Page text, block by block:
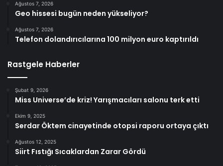
Ağustos 7, 2026
Geo hissesi bugün neden yükseliyor?
Ağustos 7, 2026
Telefon dolandırıcılarına 100 milyon euro kaptırıldı
Rastgele Haberler
Şubat 9, 2026
Miss Universe’de kriz! Yarışmacıları salonu terk etti
Ekim 9, 2025
Serdar Öktem cinayetinde otopsi raporu ortaya çıktı
Ağustos 12, 2025
Siirt Fıstığı Sıcaklardan Zarar Gördü